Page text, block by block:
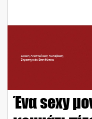
Ένα sexy